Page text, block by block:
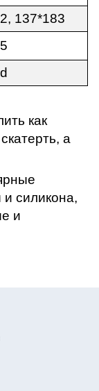
137*183
как
а
и силикона,
и